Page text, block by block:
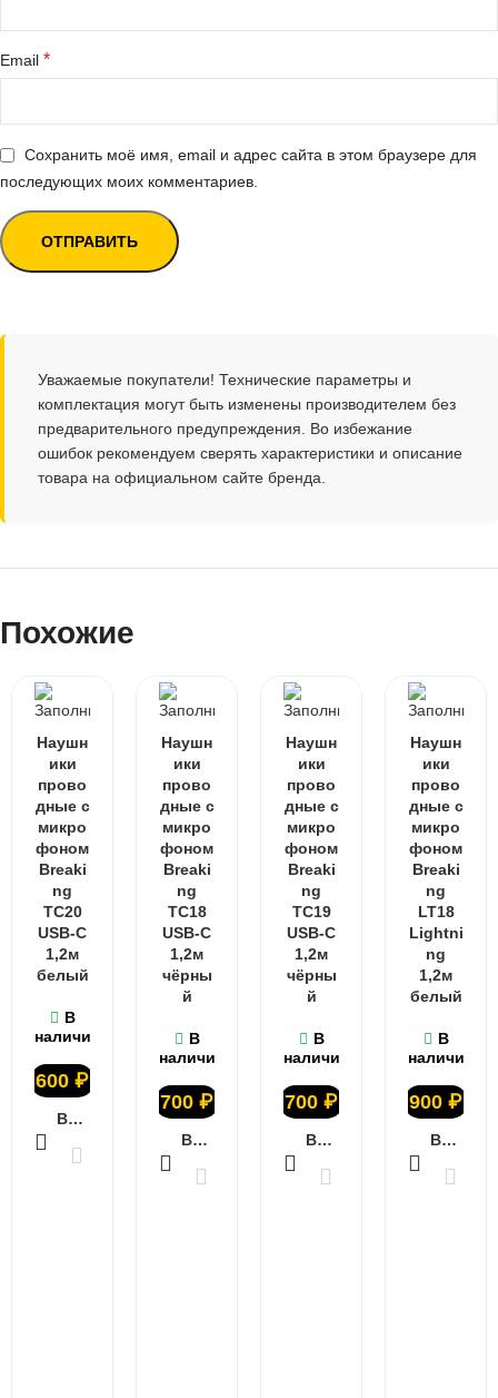
Email *
Сохранить моё имя, email и адрес сайта в этом браузере для
последующих моих комментариев.
Уважаемые покупатели! Технические параметры и
комплектация могут быть изменены производителем без
предварительного предупреждения. Во избежание
ошибок рекомендуем сверять характеристики и описание
товара на официальном сайте бренда.
Похожие
Наушн
ики
прово
дные с
микро
фоном
Breaki
ng
TC20
USB-C
1,2м
белый
В
наличии
600 ₽
В КОРЗИНУ
Наушн
ики
прово
дные с
микро
фоном
Breaki
ng
TC18
USB-C
1,2м
чёрны
й
В
наличии
700 ₽
В КОРЗИНУ
Наушн
ики
прово
дные с
микро
фоном
Breaki
ng
TC19
USB-C
1,2м
чёрны
й
В
наличии
700 ₽
В КОРЗИНУ
Наушн
ики
прово
дные с
микро
фоном
Breaki
ng
LT18
Lightni
ng
1,2м
белый
В
наличии
900 ₽
В КОРЗИНУ